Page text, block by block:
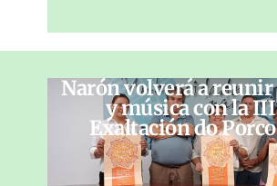
Narón volverá a
y música con la
Exaltación do